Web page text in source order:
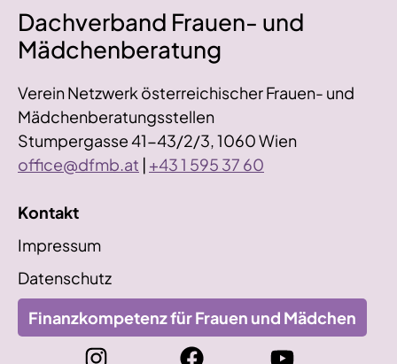
Dachverband Frauen- und
Mädchenberatung
Verein Netzwerk österreichischer Frauen- und
Mädchenberatungsstellen
Stumpergasse 41-43/2/3, 1060 Wien
office@dfmb.at | +43 1 595 37 60
Kontakt
Impressum
Datenschutz
Finanzkompetenz für Frauen und Mädchen